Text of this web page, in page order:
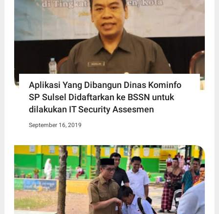
Aplikasi Yang Dibangun Dinas Kominfo
SP Sulsel Didaftarkan ke BSSN untuk
dilakukan IT Security Assesmen
September 16, 2019